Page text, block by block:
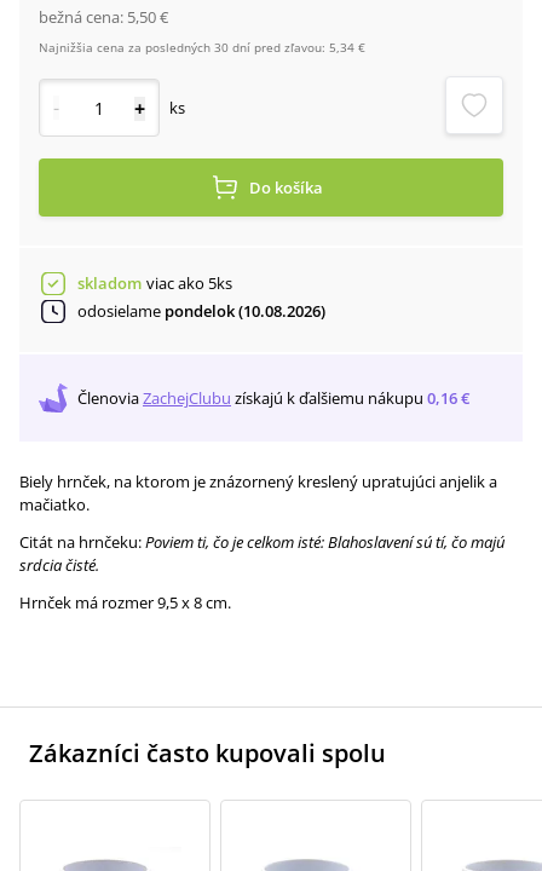
bežná cena: 5,50 €
Najnižšia cena za posledných 30 dní pred zľavou: 5,34 €
- + ks
Do košíka
skladom viac ako 5ks
odosielame pondelok (10.08.2026)
ČlenoviaZachejClubu získajú k ďalšiemu nákupu 0,16 €
Biely hrnček, na ktorom je znázornený kreslený upratujúci anjelik a
mačiatko.
Citát na hrnčeku:Poviem ti, čo je celkom isté: Blahoslavení sú tí, čo majú
srdcia čisté.
Hrnček má rozmer 9,5 x 8 cm.
Zákazníci často kupovali spolu